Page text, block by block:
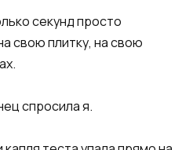
секунд просто
свою плитку, на свою
спросила я.